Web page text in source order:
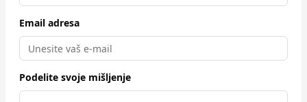
Email adresa
Podelite svoje mišljenje